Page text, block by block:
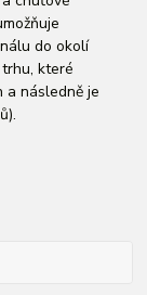
do okolí
které
a následně je